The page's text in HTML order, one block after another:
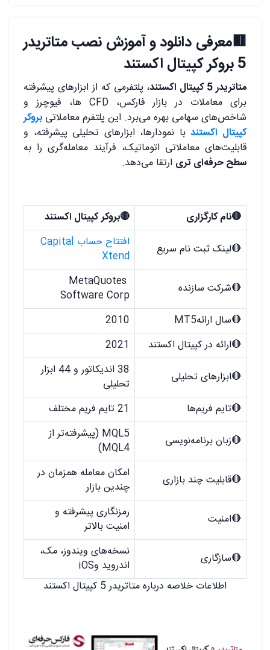
🟥معرفی دانلود و آموزش نصب متاتریدر
5 بروکر کپیتال اکستند
متاتریدر 5 کپیتال اکستند
، پلتفرمی که از ابزارهای پیشرفته
برای معاملات در بازار فارکس، CFD ها، فیوچرز و
شاخص‌های سهامی بهره می‌برد. این پلتفرم معاملاتی بروکر
کپیتال اکستندبا نمودارها، ابزارهای تحلیلی پیشرفته، و
قابلیت‌های معاملاتی اتوماتیک، فرآیند معامله‌گری را به
سطح حرفه‌ای تری ارتقا می‌دهد.
🔴نام کارگزاری 🔴بروکرکپیتال اکستند
🔴لینک ثبت نام سریع
افتتاح حساب Capital
Xtend
🔴شرکت سازنده
MetaQuotes
Software Corp
🔴سال ارائهMT5
2010
🔴ارائه در کپیتال اکستند
2021
🔴ابزارهای تحلیلی
38 اندیکاتور و 44 ابزار
تحلیلی
🔴تایم فریم‌ها
21 تایم فریم مختلف
🔴زبان برنامه‌نویسی
MQL5 (پیشرفته‌تر از
MQL4)
🔴قابلیت چند بازاری
امکان معامله همزمان در
چندین بازار
🔴امنیت
رمزنگاری پیشرفته و
امنیت بالاتر
🔴سازگاری
نسخه‌های ویندوز، مک،
اندروید وiOS
اطلاعات خلاصه درباره متاتریدر 5 کپیتال اکستند